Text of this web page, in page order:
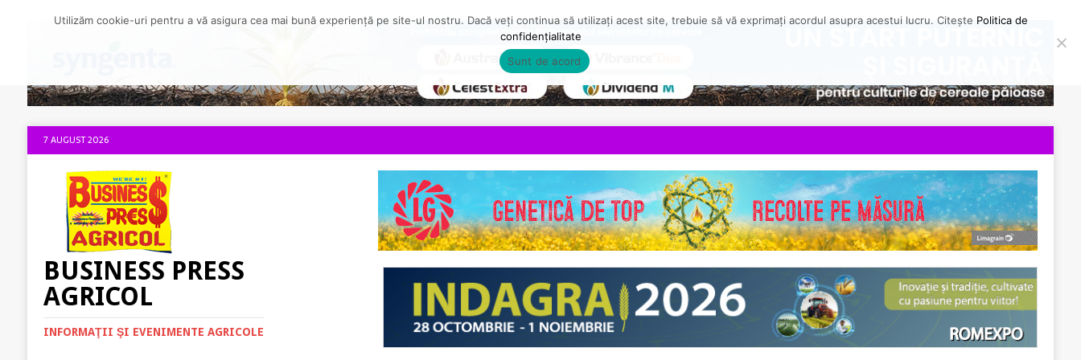
7 AUGUST 2026
BUSINESS PRESS
AGRICOL
INFORMAŢII ŞI EVENIMENTE AGRICOLE
Utilizăm cookie-uri pentru a vă asigura cea mai bună experiență pe site-ul nostru. Dacă veți continua să utilizați acest site, trebuie să vă exprimați acordul asupra acestui lucru. Citește Politica de
confidențialitate
Sunt de acord